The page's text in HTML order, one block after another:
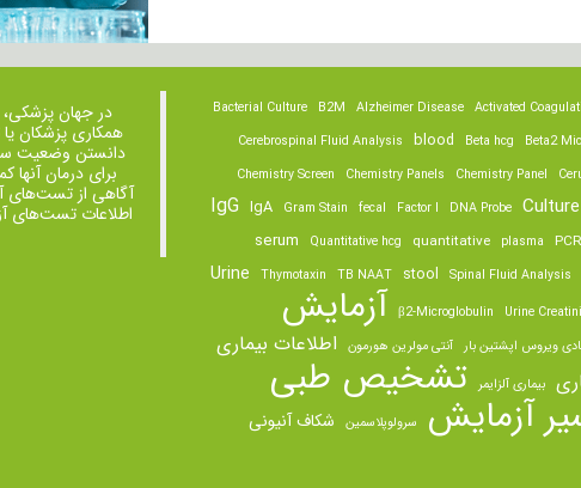
Activated
Alzheimer Disease
B2M
Bacterial Culture
Beta2
Beta hcg
blood
Cerebrospinal Fluid Analysis
Chemistry Panel
Chemistry Panels
Chemistry Screen
Culture
DNA Probe
Factor I
fecal
Gram Stain
IgA
IgG
PCR
plasma
quantitative
Quantitative hcg
serum
Spinal Fluid Analysis
stool
TB NAAT
Thymotaxin
Urine
Urine
β2-Microglobulin آزمایش
ویروس اپشتین بار آنتی مولرین هورمون اطلاعات بیماری
بیماری آلزایمر تشخیص طبی
آزمایش سرولوپلاسمین شکاف آنیونی
در جهان
همکاری پزشکان
دانستن وضعیت
برای درمان
آگاهی از تست‌های
اطلاعات تست‌های